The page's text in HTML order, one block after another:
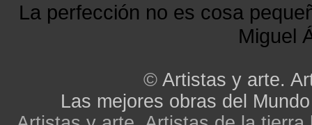
La perfección no es cosa
Miguel
© Artistas y arte.
Las mejores obras del Mundo